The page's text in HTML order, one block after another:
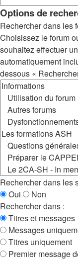
Options de
Rechercher dans les
Choisissez le forum
souhaitez effectuer
automatiquement
dessous «
Rechercher dans les
Oui
Non
Rechercher dans :
Titres et messages
Messages
Titres uniquement
Premier message